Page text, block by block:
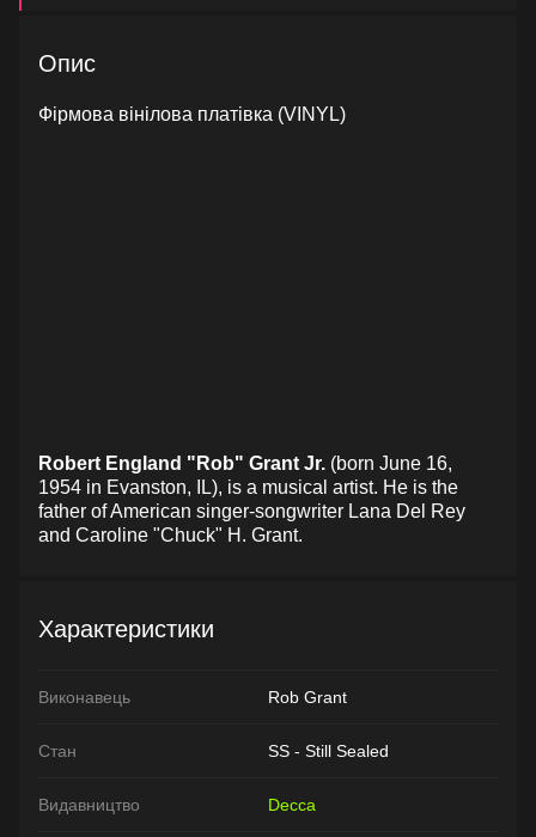
Опис
Фірмова вінілова платівка (VINYL)
Robert England "Rob" Grant Jr. (born June 16,
1954 in Evanston, IL), is a musical artist. He is the
father of American singer-songwriter Lana Del Rey
and Caroline "Chuck" H. Grant.
Характеристики
Виконавець Rob Grant
Стан SS - Still Sealed
Видавництво Decca